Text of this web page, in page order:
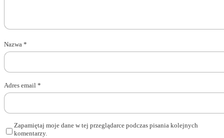
Nazwa *
Adres email *
Zapamiętaj moje dane w tej przeglądarce podczas pisania kolejnych
komentarzy.